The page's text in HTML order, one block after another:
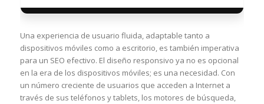
Una experiencia de usuario fluida, adaptable tanto a
dispositivos móviles como a escritorio, es también imperativa
para un SEO efectivo. El diseño responsivo ya no es opcional
en la era de los dispositivos móviles; es una necesidad. Con
un número creciente de usuarios que acceden a Internet a
través de sus teléfonos y tablets, los motores de búsqueda,